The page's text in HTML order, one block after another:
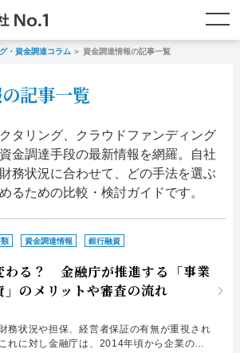
ご利用事例
ファクタリング・資金調達コラム
お問い合わせ
スピード
査定依頼
メールで
お問い合わせ
直通 福岡支店直通
・資金調達コラム 資金調達情報の記事一覧
記事一覧
タリング、クラウドファンディング
金調達手段の最新情報を網羅。自社
務状況に合わせて、どの手法を選ぶ
るための比較・検討ガイドです。
資金調達情報 銀行融資
わる？ 金融庁が推進する「事業
のメリットや審査の流れ
務状況や担保、経営者保証の有無が重視され
れに対し金融庁は、2014年頃から企業の事